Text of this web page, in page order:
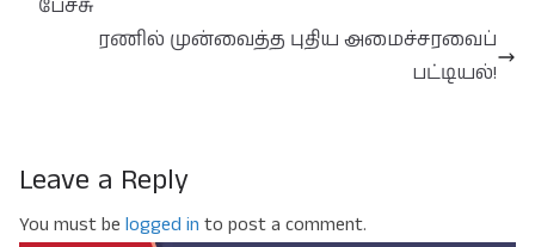
பேச்சு
ரணில் முன்வைத்த புதிய அமைச்சரவைப்
பட்டியல்!
Leave a Reply
You must be logged in to post a comment.